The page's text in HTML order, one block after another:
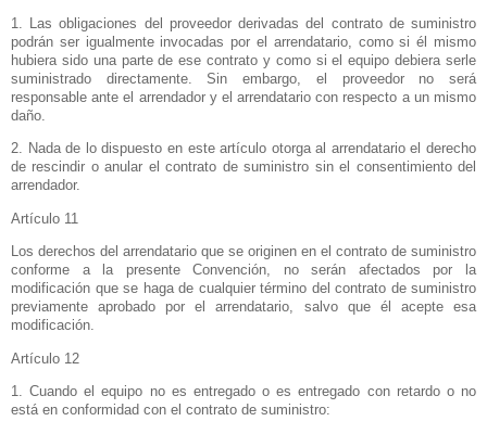
1. Las obligaciones del proveedor derivadas del contrato de suministro
podrán ser igualmente invocadas por el arrendatario, como si él mismo
hubiera sido una parte de ese contrato y como si el equipo debiera serle
suministrado directamente. Sin embargo, el proveedor no será
responsable ante el arrendador y el arrendatario con respecto a un mismo
daño.
2. Nada de lo dispuesto en este artículo otorga al arrendatario el derecho
de rescindir o anular el contrato de suministro sin el consentimiento del
arrendador.
Artículo 11
Los derechos del arrendatario que se originen en el contrato de suministro
conforme a la presente Convención, no serán afectados por la
modificación que se haga de cualquier término del contrato de suministro
previamente aprobado por el arrendatario, salvo que él acepte esa
modificación.
Artículo 12
1. Cuando el equipo no es entregado o es entregado con retardo o no
está en conformidad con el contrato de suministro: